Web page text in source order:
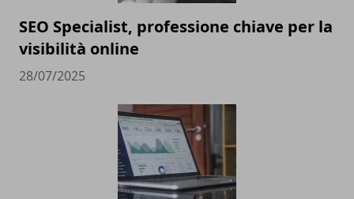
SEO Specialist, professione chiave per la
visibilità online
28/07/2025